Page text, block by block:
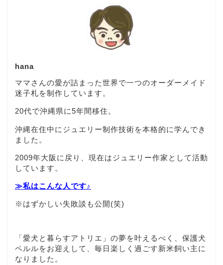
hana
ママさんの愛が詰まった世界で一つのオーダーメイド
迷子札を制作しています。
20代で沖縄県に5年間移住。
沖縄在住中にジュエリー制作技術を本格的に学んでき
ました。
2009年大阪に戻り、現在はジュエリー作家として活動
しています。
≫私はこんな人です♪
※はずかしい失敗談も公開(笑)
「愛犬と暮らすアトリエ」の夢を叶えるべく、保護犬
ペルルをお迎えして、毎日楽しく過ごす新米飼い主に
なりました。